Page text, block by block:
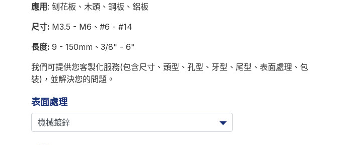
應用 : 刨花板、木頭、鋼板、鋁板
尺寸: M3.5 - M6、#6 - #14
長度: 9 - 150mm、3/8" - 6"
我們可提供您客製化服務(包含尺寸、頭型、孔型、牙型、尾型、表面處理、包
裝)，並解決您的問題。
表面處理